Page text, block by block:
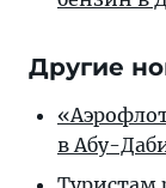
Другие
в Абу-